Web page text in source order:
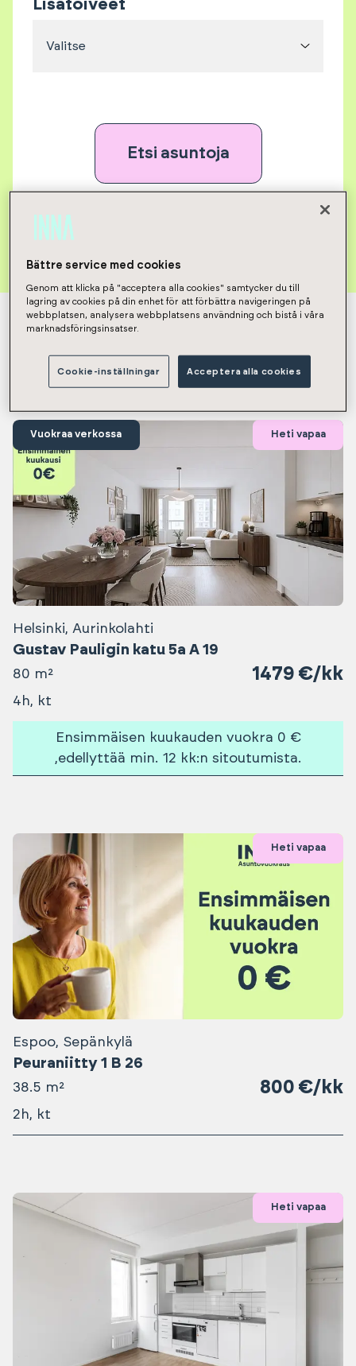
Lisätoiveet
Valitse
Etsi asuntoja
Näytetään tulokset 1-12 / 1320
Heti vapaat asunnot
Vuokraa verkossa Heti vapaa
Helsinki, Aurinkolahti
Gustav Pauligin katu 5a A 19
80 m² 1479 €/kk
4h, kt
Ensimmäisen kuukauden vuokra 0 €
,edellyttää min. 12 kk:n sitoutumista.
Heti vapaa
Espoo, Sepänkylä
Peuraniitty 1 B 26
38.5 m² 800 €/kk
2h, kt
Heti vapaa
Bättre service med cookies
Genom att klicka på "acceptera alla cookies" samtycker du till
lagring av cookies på din enhet för att förbättra navigeringen på
webbplatsen, analysera webbplatsens användning och bistå i våra
marknadsföringsinsatser.
Cookie-inställningar Acceptera alla cookies